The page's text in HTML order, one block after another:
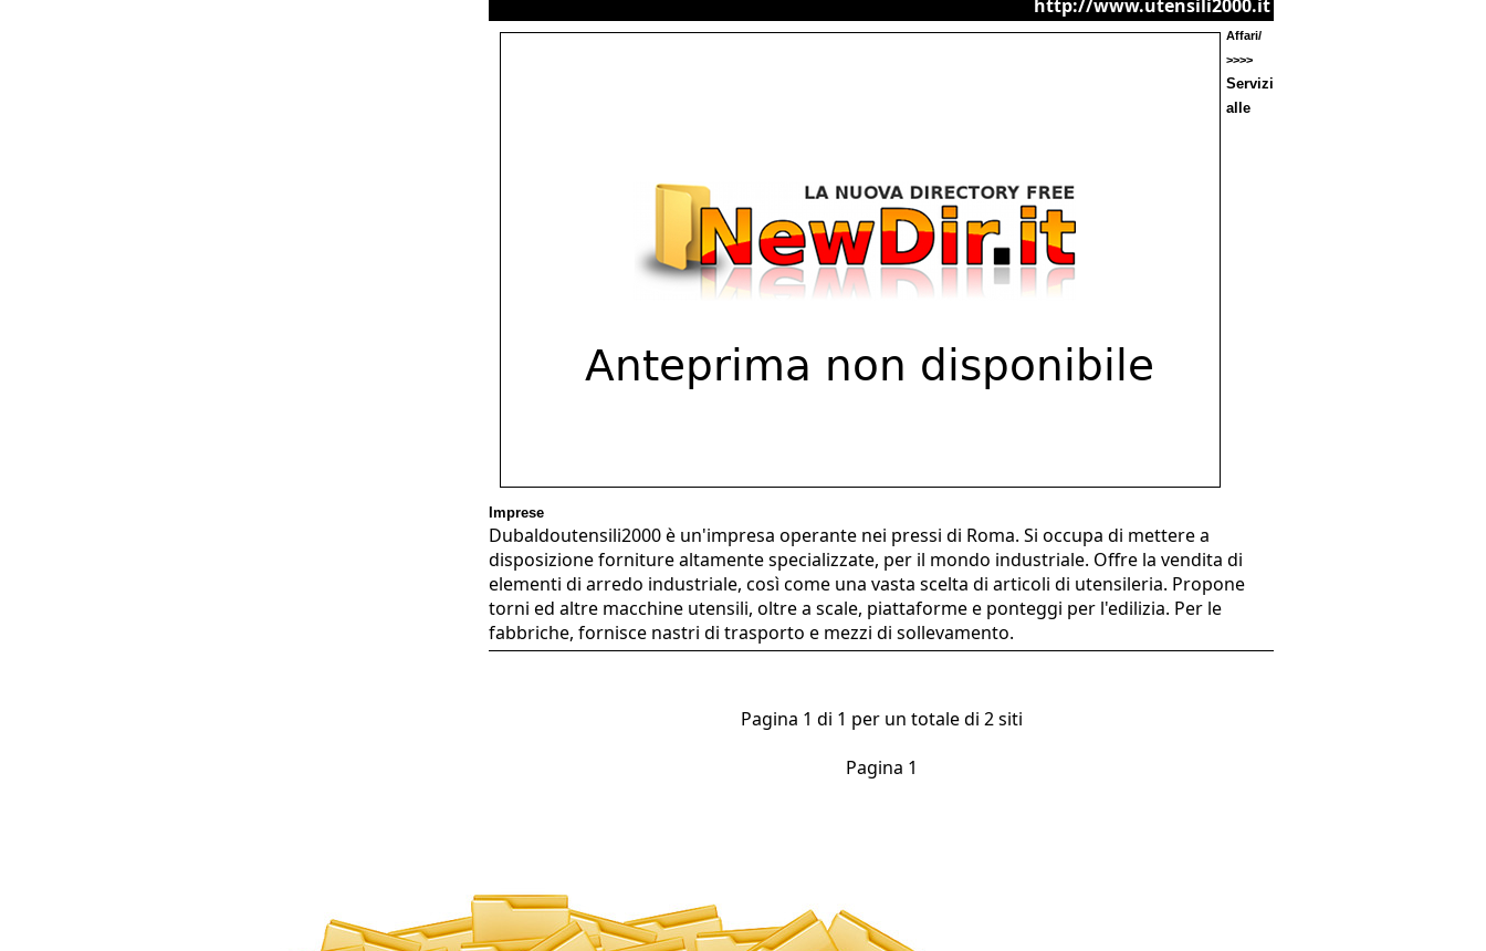
http://www.utensili2000.it
Affari/
>>>>
Servizi
alle
Imprese
Dubaldoutensili2000 è un'impresa operante nei pressi di Roma. Si occupa di mettere a
disposizione forniture altamente specializzate, per il mondo industriale. Offre la vendita di
elementi di arredo industriale, così come una vasta scelta di articoli di utensileria. Propone
torni ed altre macchine utensili, oltre a scale, piattaforme e ponteggi per l'edilizia. Per le
fabbriche, fornisce nastri di trasporto e mezzi di sollevamento.
Pagina 1 di 1 per un totale di 2 siti
Pagina 1